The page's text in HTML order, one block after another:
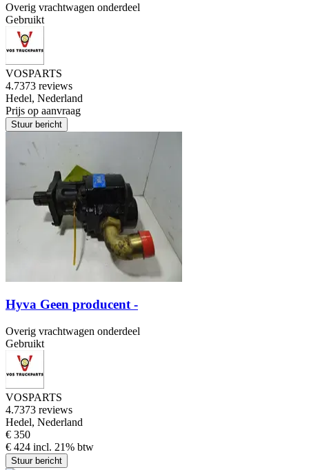
Overig vrachtwagen onderdeel
Gebruikt
VOSPARTS
4.7373 reviews
Hedel, Nederland
Prijs op aanvraag
Stuur bericht
Hyva Geen producent -
Overig vrachtwagen onderdeel
Gebruikt
VOSPARTS
4.7373 reviews
Hedel, Nederland
€ 350
€ 424 incl. 21% btw
Stuur bericht